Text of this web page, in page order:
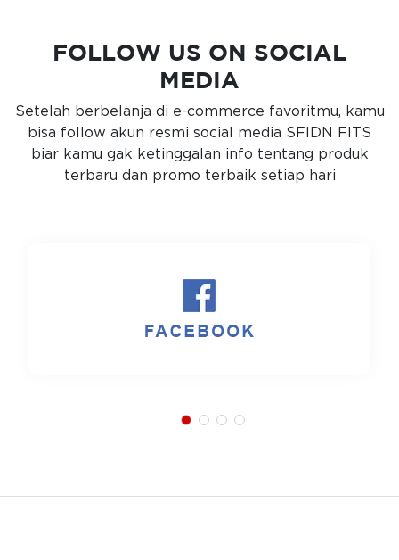
FOLLOW US ON SOCIAL
MEDIA
Setelah berbelanja di e-commerce favoritmu, kamu
bisa follow akun resmi social media SFIDN FITS
biar kamu gak ketinggalan info tentang produk
terbaru dan promo terbaik setiap hari